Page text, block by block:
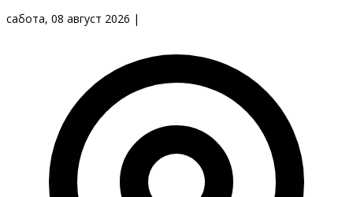
сабота, 08 август 2026 |